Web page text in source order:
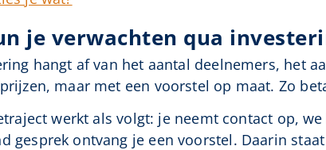
je verwachten qua
hangt af van het aantal deelnemers, het
maar met een voorstel op maat. Zo
werkt als volgt: je neemt contact op,
gesprek ontvang je een voorstel. Daarin